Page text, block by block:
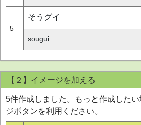
5
そうグイ
sougui
【２】イメージを加える
5件作成しました。もっと作成した
ジボタンを利用ください。